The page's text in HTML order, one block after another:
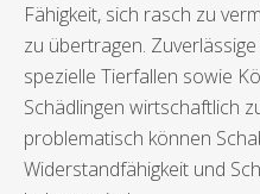
Fähigkeit, sich rasch zu
zu übertragen.
spezielle Tierfallen sowie
Schädlingen wirtschaftlich
problematisch können
Widerstandfähigkeit und